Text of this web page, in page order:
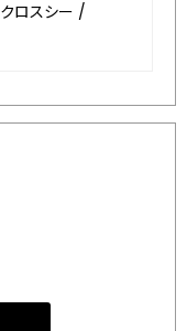
クロスシー /